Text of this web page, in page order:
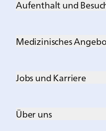
Aufenthalt und
Medizinisches
Jobs und Karriere
Über uns